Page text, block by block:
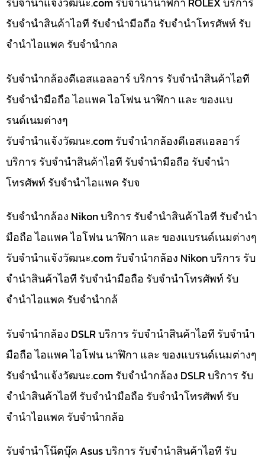
รับจำนำสินค้าไอที รับจำนำมือถือ รับจำนำโทรศัพท์ รับ
จำนำไอแพค รับจำนำกล
รับจำนำกล้องดีเอสแอลอาร์ บริการ รับจำนำสินค้าไอที
รับจำนำมือถือ ไอแพค ไอโฟน นาฬิกา และ ของแบ
รนด์เนมต่างๆ
รับจํานําแจ้งวัฒนะ.com รับจำนำกล้องดีเอสแอลอาร์
บริการ รับจำนำสินค้าไอที รับจำนำมือถือ รับจำนำ
โทรศัพท์ รับจำนำไอแพค รับจ
รับจำนำกล้อง Nikon บริการ รับจำนำสินค้าไอที รับจำนำ
มือถือ ไอแพค ไอโฟน นาฬิกา และ ของแบรนด์เนมต่างๆ
รับจํานําแจ้งวัฒนะ.com รับจำนำกล้อง Nikon บริการ รับ
จำนำสินค้าไอที รับจำนำมือถือ รับจำนำโทรศัพท์ รับ
จำนำไอแพค รับจำนำกล้
รับจำนำกล้อง DSLR บริการ รับจำนำสินค้าไอที รับจำนำ
มือถือ ไอแพค ไอโฟน นาฬิกา และ ของแบรนด์เนมต่างๆ
รับจํานําแจ้งวัฒนะ.com รับจำนำกล้อง DSLR บริการ รับ
จำนำสินค้าไอที รับจำนำมือถือ รับจำนำโทรศัพท์ รับ
จำนำไอแพค รับจำนำกล้อ
รับจำนำโน๊ตบุ๊ค Asus บริการ รับจำนำสินค้าไอที รับ